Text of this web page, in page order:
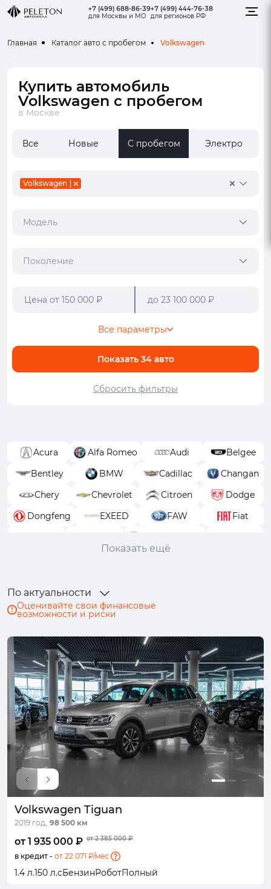
+7 (499) 688-86-39
для Москвы и МО
+7 (499) 444-76-38
для регионов РФ
Главная Каталог авто с пробегом Volkswagen
Купить автомобиль
Volkswagen с пробегом
в Москве
Все Новые С пробегом Электро
Volkswagen
Модель
Поколение
Показать 34 авто
Все параметры
Сбросить фильтры
Acura Alfa Romeo Audi
Belgee
Bentley
BMW Cadillac
Changan
Chery
Chevrolet Citroen
Dodge
Dongfeng
EXEED FAW
Fiat
Jaguar
Jeep
Lada (ВАЗ)
Mazda
Mercedes-Benz MINI
Mitsubishi
Nissan
Omoda Opel
Peugeot
Porsche
Ram Renault
Skoda
Solaris
Subaru Suzuki
SWM
Tank
TENET Toyota
Volkswagen
Volvo
Москвич УАЗ
Показать ещё
По актуальности
Оценивайте свои финансовые
возможности и риски
Volkswagen Tiguan
2019 год, 98 500 км
от 1 935 000 ₽ от 2 385 000 ₽
в кредит - от 22 071 ₽/мес.
1.4 л.150 л.сБензинРоботПолный